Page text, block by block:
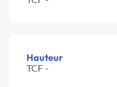
Hauteur
TCF -